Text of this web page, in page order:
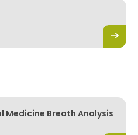
Medicine Breath Analysis